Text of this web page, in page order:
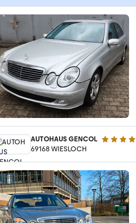
AUTOHAUS GENCOL 5 Sterne
69168 WIESLOCH